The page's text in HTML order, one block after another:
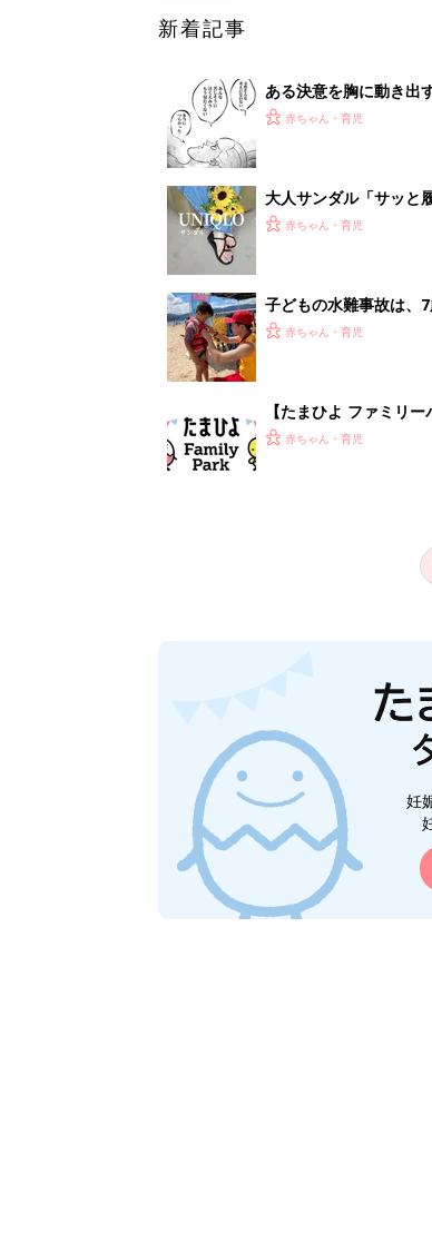
新着記事
ある決意を胸に動き出
赤ちゃん・育児
大人サンダル「サッと
赤ちゃん・育児
子どもの水難事故は、
まねく【専門家】
赤ちゃん・育児
【たまひよ ファミリ
赤ちゃん・育児
妊